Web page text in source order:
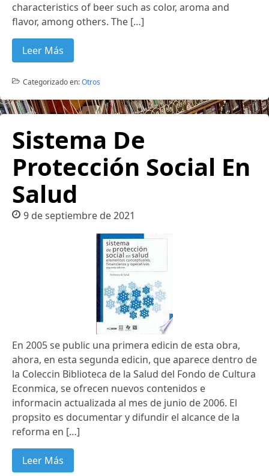
characteristics of beer such as color, aroma and
flavor, among others. The […]
Leer Más
Categorizado en:Otros
Sistema De
Protección Social En
Salud
9 de septiembre de 2021
En 2005 se public una primera edicin de esta obra,
ahora, en esta segunda edicin, que aparece dentro de
la Coleccin Biblioteca de la Salud del Fondo de Cultura
Econmica, se ofrecen nuevos contenidos e
informacin actualizada al mes de junio de 2006. El
propsito es documentar y difundir el alcance de la
reforma en […]
Leer Más